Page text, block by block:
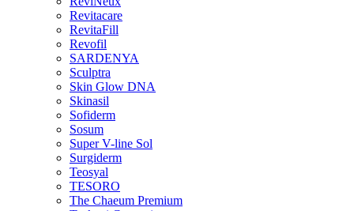
Revitacare
RevitaFill
Revofil
SARDENYA
Sculptra
Skin Glow DNA
Skinasil
Sofiderm
Sosum
Super V-line Sol
Surgiderm
Teosyal
TESORO
The Chaeum Premium